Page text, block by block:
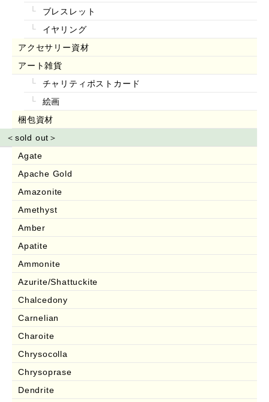
ブレスレット
イヤリング
アクセサリー資材
アート雑貨
チャリティポストカード
絵画
梱包資材
＜sold out＞
Agate
Apache Gold
Amazonite
Amethyst
Amber
Apatite
Ammonite
Azurite/Shattuckite
Chalcedony
Carnelian
Charoite
Chrysocolla
Chrysoprase
Dendrite